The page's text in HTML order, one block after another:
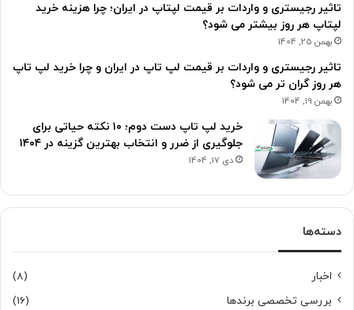
تاثیر رجیستری و واردات بر قیمت لپتاپ در ایران؛ چرا هزینه خرید
لپتاپ هر روز بیشتر می شود؟
بهمن 25, 1404
تاثیر رجیستری و واردات بر قیمت لپ تاپ در ایران و چرا خرید لپ تاپ
هر روز گران تر می شود؟
بهمن 19, 1404
خرید لپ تاپ دست دوم؛ ۱۰ نکته حیاتی برای
جلوگیری از ضرر و انتخاب بهترین گزینه در ۱۴۰۴
دی 17, 1404
دسته‌ها
اخبار
(8)
بررسی تخصصی برندها
(16)